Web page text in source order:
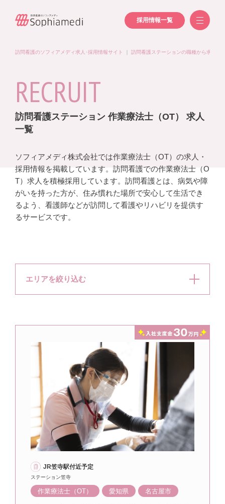
採用情報一覧
訪問看護のソフィアメディ求人･採用情報サイト 訪問看護ステーションの職種から求人を
RECRUIT
訪問看護ステーション 作業療法士（OT） 求人
一覧
ソフィアメディ株式会社では作業療法士（OT）の求人・
採用情報を掲載しています。訪問看護での作業療法士（O
T）求人を積極採用しています。訪問看護とは、病気や障
がいを持った方が、住み慣れた場所で安心して生活でき
るよう、看護師などが訪問して看護やリハビリを提供す
るサービスです。
エリアを絞り込む
JR笠寺駅付近予定
ステーション笠寺
作業療法士（OT） 愛知県 名古屋市